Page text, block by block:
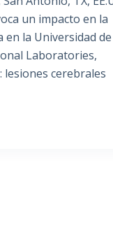
un impacto en la
en la Universidad de
Laboratories,
cerebrales